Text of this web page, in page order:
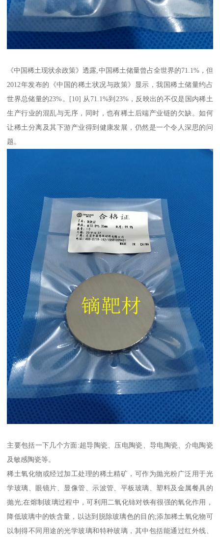
《中国稀土现状余政策》透露,中国稀土储量曾占全世界的71.1%，但
2012年发布的《中国的稀土状况与政策》显示，我国稀土储量约占
世界总储量的23%。[10] 从71.1%到23%，反映出的不仅是国内稀土
生产行业的混乱与无序，同时，也有稀土后端产业链的欠缺。如何
让稀土分离及其下游产业得到健康发展，仍然是一个令人深思的问
题。
主要包括一下几个方面:超导陶瓷、压电陶瓷、导电陶瓷、介电陶瓷
及敏感陶瓷等。
稀土氧化物或经过加工处理的稀土精矿，可作为抛光粉广泛用于光
学玻璃、眼镜片、显像管、示波管、平板玻璃、塑料及金属餐具的
抛光;在熔制玻璃过程中，可利用二氧化铈对铁有很强的氧化作用，
降低玻璃中的铁含量，以达到脱除玻璃色的目的;添加稀土氧化物可
以制得不同用途的光学玻璃和特种玻璃，其中包括能通过红外线、